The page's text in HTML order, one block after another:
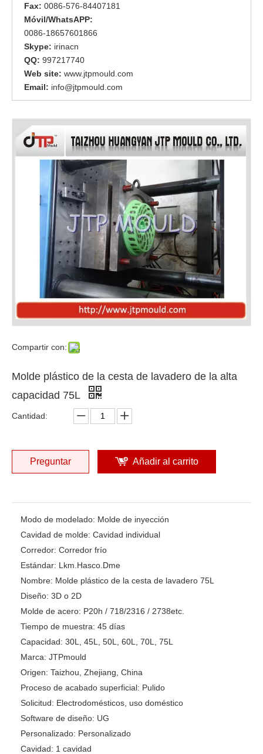
Fax: 0086-576-84407181
Móvil/WhatsAPP:
0086-18657601866
Skype: irinacn
QQ: 997217740
Web site: www.jtpmould.com
Email: info@jtpmould.com
Compartir con:
Molde plástico de la cesta de lavadero de la alta
capacidad 75L
Cantidad:
Preguntar Añadir al carrito
Modo de modelado: Molde de inyección
Cavidad de molde: Cavidad individual
Corredor: Corredor frío
Estándar: Lkm.Hasco.Dme
Nombre: Molde plástico de la cesta de lavadero 75L
Diseño: 3D o 2D
Molde de acero: P20h / 718/2316 / 2738etc.
Tiempo de muestra: 45 días
Capacidad: 30L, 45L, 50L, 60L, 70L, 75L
Marca: JTPmould
Origen: Taizhou, Zhejiang, China
Proceso de acabado superficial: Pulido
Solicitud: Electrodomésticos, uso doméstico
Software de diseño: UG
Personalizado: Personalizado
Cavidad: 1 cavidad